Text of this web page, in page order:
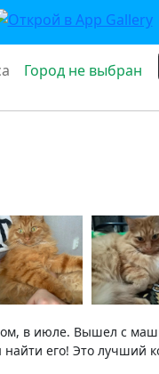
Город не выбран
в июле. Вышел с
его! Это лучший